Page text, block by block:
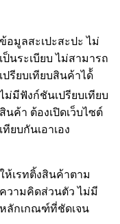
ข้อมูลสะเปะสะปะ ไม่
เป็นระเบียบ ไม่สามารถ
เปรียบเทียบสินค้าได้้
ไม่มีฟังก์ชันเปรียบเทียบ
สินค้า ต้องเปิดเว็บไซต์
เทียบกันเอาเอง
ให้เรทติ้งสินค้าตาม
ความคิดส่วนตัว ไม่มี
หลักเกณฑ์ที่ชัดเจน